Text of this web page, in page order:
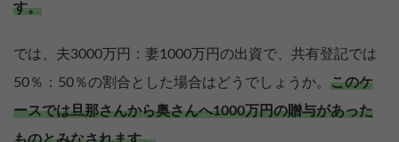
す。
では、夫3000万円：妻1000万円の出資で、共有登記では
50％：50％の割合とした場合はどうでしょうか。 このケ
ースでは旦那さんから奥さんへ1000万円の贈与があった